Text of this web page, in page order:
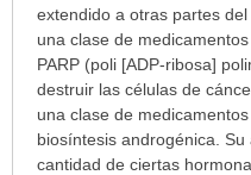
enfermedades
prescribe
este
medicamento?
extendido a otras partes
una clase de
PARP (poli [ADP‐ribosa]
destruir las células de
una clase de
biosíntesis androgénica.
cantidad de ciertas